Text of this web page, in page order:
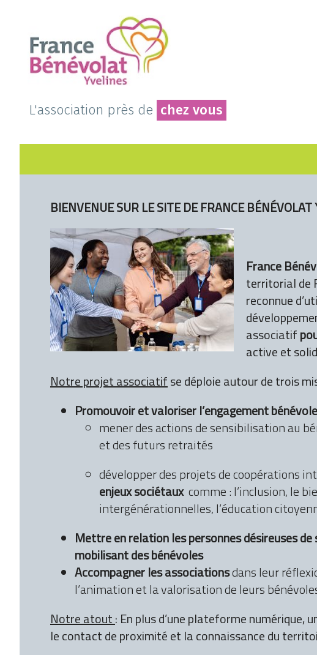
L'association près de chez vous
BIENVENUE SUR LE SITE DE FRANCE BÉNÉVOLAT
France
territorial de
reconnue
associatif
active et
Notre projet associatifse déploie autour de trois
Promouvoiret valoriser l’engagement
mener des actions de sensibilisation au
et des futurs retraités
développer des projets de coopérations
enjeux sociétauxcomme : l’inclusion, le
intergénérationnelles, l’éducation
Mettre en relation les personnes désireuses
mobilisant des bénévoles
Accompagner les associationsdans leur
l’animation et la valorisation de leurs
Notre atout: En plus d’une plateforme
le contact de proximité et la connaissance du